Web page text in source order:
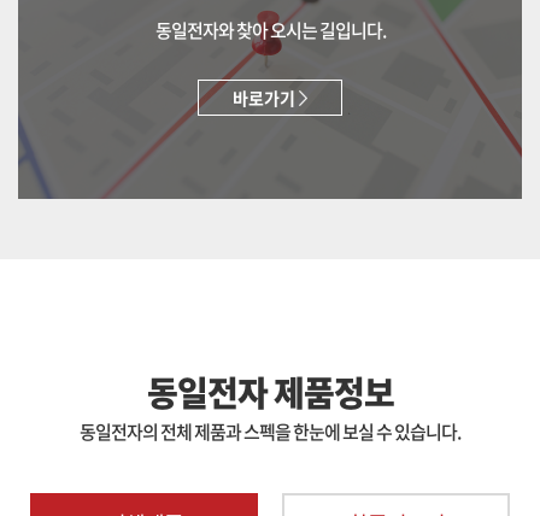
동일전자와 찾아 오시는 길입니다.
바로가기
동일전자 제품정보
동일전자의 전체 제품과 스펙을 한눈에 보실 수 있습니다.